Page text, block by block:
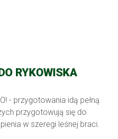
RYKOWISKA
- przygotowania idą pełną
przygotowują się do
w szeregi leśnej braci.